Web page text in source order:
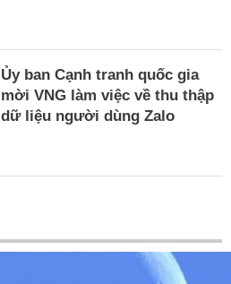
Ủy ban Cạnh tranh quốc gia
mời VNG làm việc về thu thập
dữ liệu người dùng Zalo